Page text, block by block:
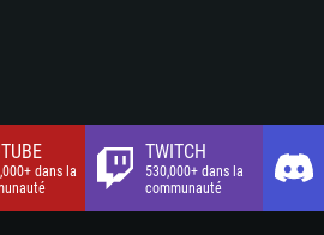
dans la
TWITCH
530,000+ dans la
communauté